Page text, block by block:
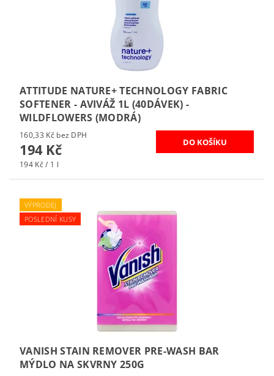
ATTITUDE NATURE+ TECHNOLOGY FABRIC
SOFTENER - AVIVÁŽ 1L (40DÁVEK) -
WILDFLOWERS (MODRÁ)
160,33 Kč bez DPH
194 Kč
194 Kč / 1 l
VÝPRODEJ
POSLEDNÍ KUSY
VANISH STAIN REMOVER PRE-WASH BAR
MÝDLO NA SKVRNY 250G